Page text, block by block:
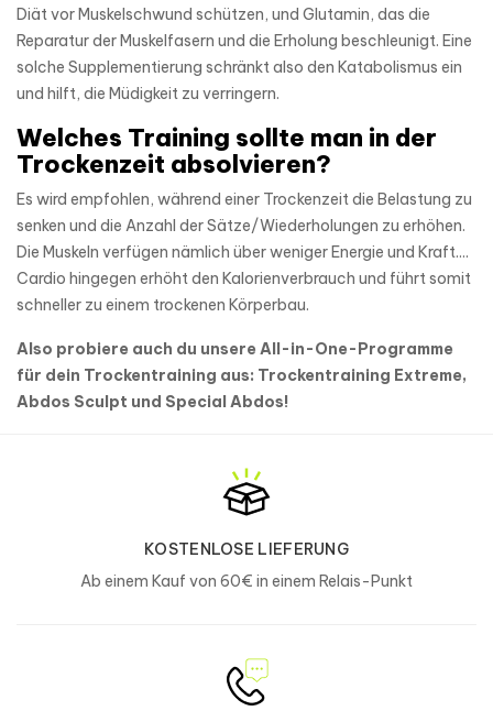
Diät vor Muskelschwund schützen, und Glutamin, das die
Reparatur der Muskelfasern und die Erholung beschleunigt. Eine
solche Supplementierung schränkt also den Katabolismus ein
und hilft, die Müdigkeit zu verringern.
Welches Training sollte man in der
Trockenzeit absolvieren?
Es wird empfohlen, während einer Trockenzeit die Belastung zu
senken und die Anzahl der Sätze/Wiederholungen zu erhöhen.
Die Muskeln verfügen nämlich über weniger Energie und Kraft....
Cardio hingegen erhöht den Kalorienverbrauch und führt somit
schneller zu einem trockenen Körperbau.
Also probiere auch du unsere All-in-One-Programme
für dein Trockentraining aus: Trockentraining Extreme,
Abdos Sculpt und Special Abdos!
KOSTENLOSE LIEFERUNG
Ab einem Kauf von 60€ in einem Relais-Punkt